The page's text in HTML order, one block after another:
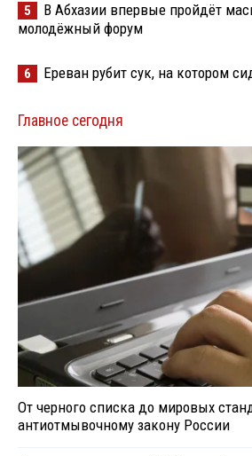
5
В Абхазии впервые пройдёт
молодёжный форум
6 Ереван рубит сук, на котором
Главное сегодня
От черного списка до мировых
антиотмывочному закону России